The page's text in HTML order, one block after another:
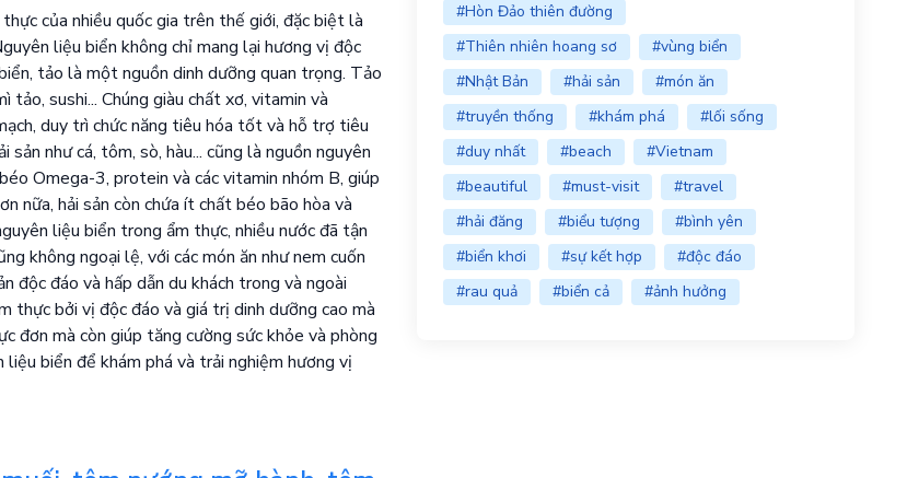
của nhiều quốc gia trên thế giới, đặc biệt là
liệu biển không chỉ mang lại hương vị độc
tảo là một nguồn dinh dưỡng quan trọng. Tảo
sushi... Chúng giàu chất xơ, vitamin và
duy trì chức năng tiêu hóa tốt và hỗ trợ tiêu
như cá, tôm, sò, hàu... cũng là nguồn nguyên
Omega-3, protein và các vitamin nhóm B, giúp
nữa, hải sản còn chứa ít chất béo bão hòa và
liệu biển trong ẩm thực, nhiều nước đã tận
không ngoại lệ, với các món ăn như nem cuốn
độc đáo và hấp dẫn du khách trong và ngoài
thực bởi vị độc đáo và giá trị dinh dưỡng cao mà
đơn mà còn giúp tăng cường sức khỏe và phòng
biển để khám phá và trải nghiệm hương vị
#Hòn Đảo thiên đường
#Thiên nhiên hoang sơ
#vùng biển
#Nhật Bản
#hải sản
#món ăn
#truyền thống
#khám phá
#lối sống
#duy nhất
#beach
#Vietnam
#beautiful
#must-visit
#travel
#hải đăng
#biểu tượng
#bình yên
#biển khơi
#sự kết hợp
#độc đáo
#rau quả
#biển cả #ảnh hưởng